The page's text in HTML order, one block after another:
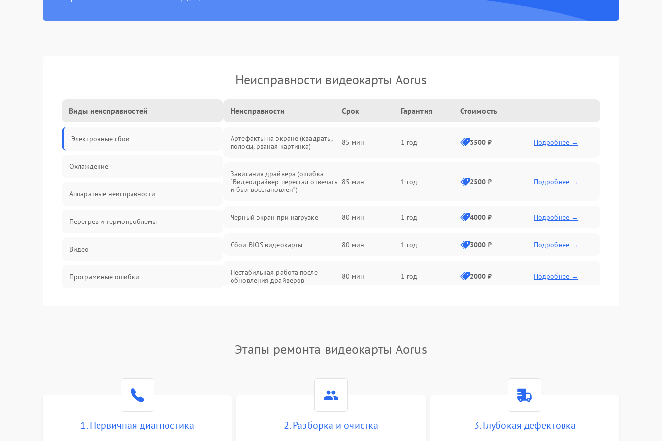
Неисправности видеокарты Aorus
Виды неисправностей
Электронные сбои
Охлаждение
Аппаратные неисправности
Перегрев и термопроблемы
Видео
Программные ошибки
Электронные компоненты
Неисправности Срок Гарантия Стоимость
Артефакты на экране (квадраты,
полосы, рваная картинка)
85 мин 1 год 3500 ₽ Подробнее →
Зависания драйвера (ошибка
“Видеодрайвер перестал отвечать
и был восстановлен”)
85 мин 1 год 2500 ₽ Подробнее →
Черный экран при нагрузке 80 мин 1 год 4000 ₽ Подробнее →
Сбои BIOS видеокарты 80 мин 1 год 3000 ₽ Подробнее →
Нестабильная работа после
обновления драйверов
80 мин 1 год 2000 ₽ Подробнее →
Этапы ремонта видеокарты Aorus
1. Первичная диагностика 2. Разборка и очистка 3. Глубокая дефектовка